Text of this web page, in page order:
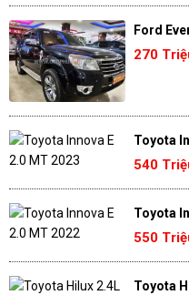
Ford
270
Toyota
540
Toyota
550
Toyota